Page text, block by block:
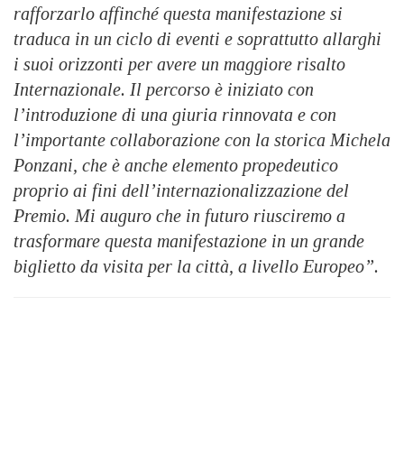
rafforzarlo affinché questa manifestazione si
traduca in un ciclo di eventi e soprattutto allarghi
i suoi orizzonti per avere un maggiore risalto
Internazionale. Il percorso è iniziato con
l’introduzione di una giuria rinnovata e con
l’importante collaborazione con la storica Michela
Ponzani, che è anche elemento propedeutico
proprio ai fini dell’internazionalizzazione del
Premio. Mi auguro che in futuro riusciremo a
trasformare questa manifestazione in un grande
biglietto da visita per la città, a livello Europeo”.